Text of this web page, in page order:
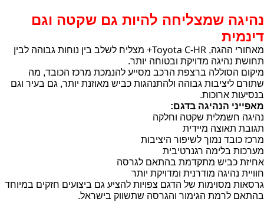
נהיגה שמצליחה להיות גם שקטה וגם
דינמית
מאחורי ההגה, Toyota C-HR+ מצליח לשלב בין נוחות גבוהה לבין
תחושת נהיגה מדויקת ובטוחה יותר.
מיקום הסוללה ברצפת הרכב מסייע להנמכת מרכז הכובד, מה
שתורם ליציבות גבוהה ולהתנהגות כביש מאוזנת יותר, גם בעיר וגם
בנסיעות ארוכות.
מאפייני הנהיגה בדגם:
נהיגה חשמלית שקטה וחלקה
תגובת תאוצה מיידית
מרכז כובד נמוך לשיפור היציבות
מערכות בלימה רגנרטיבית
אחיזת כביש מתקדמת בהתאם לגרסה
חוויית נהיגה מודרנית ומדויקת יותר
גרסאות מסוימות של הדגם צפויות להציע גם ביצועים חזקים במיוחד
בהתאם לרמת הגימור והגרסה שתשווק בישראל.